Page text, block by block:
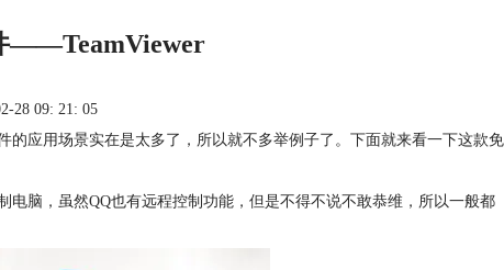
——TeamViewer
28 09: 21: 05
应用场景实在是太多了，所以就不多举例子了。下面就来看一下这款免
脑，虽然QQ也有远程控制功能，但是不得不说不敢恭维，所以一般都